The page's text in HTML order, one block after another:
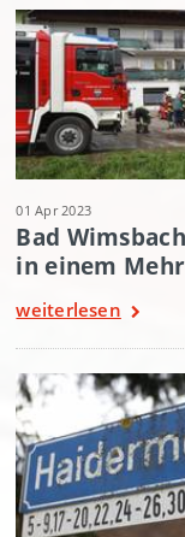
01 Apr 2023
Bad
in einem
weiterlesen